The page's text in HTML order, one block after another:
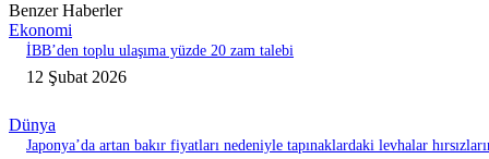
Benzer Haberler
Ekonomi
İBB’den toplu ulaşıma yüzde 20 zam talebi
12 Şubat 2026
Dünya
Japonya’da artan bakır fiyatları nedeniyle tapınaklardaki levhalar